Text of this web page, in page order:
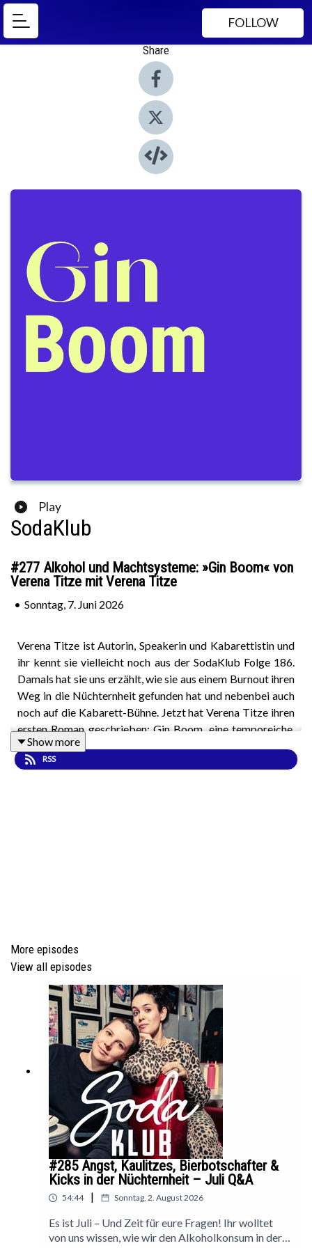
FOLLOW
Share
Play
SodaKlub
#277 Alkohol und Machtsysteme: »Gin Boom« von
Verena Titze mit Verena Titze
• Sonntag, 7. Juni 2026
Verena Titze ist Autorin, Speakerin und Kabarettistin und
ihr kennt sie vielleicht noch aus der SodaKlub Folge 186.
Damals hat sie uns erzählt, wie sie aus einem Burnout ihren
Weg in die Nüchternheit gefunden hat und nebenbei auch
noch auf die Kabarett-Bühne. Jetzt hat Verena Titze ihren
ersten Roman geschrieben: Gin Boom, eine temporeiche,
knallige Erzählung über Macht- und Abhängigkeitsysteme
und die Rolle, die Alkohol in ihnen spielt: als soziales
Gin Boom
Hier findest du uns noch:
Abonniere denSodaKlub Newsletteroder werde
im SodaKlub
Werde Mitglied, unterstütze oder informiere dich über
Recovery Deutschland
AbonniereMias Newsletter Romanzen und Finanzen
RECOVERY WALK am 12. September in Düsseldorf
Kontakt für Helfer:innen (keine Vorkenntnisse
notwendig): daniela@recoverydeutschland.org
Allgemeiner Kontakt:
Info@recoverydeutschland.org
Show more
RSS
More episodes
View all episodes
#285 Angst, Kaulitzes, Bierbotschafter &
Kicks in der Nüchternheit – Juli Q&A
54:44 | Sonntag, 2. August 2026
Es ist Juli – Und Zeit für eure Fragen! Ihr wolltet
von uns wissen, wie wir den Alkoholkonsum in der